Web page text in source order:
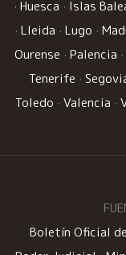
· Huesca · Islas
· Lleida · Lugo ·
Ourense · Palencia ·
Tenerife ·
Toledo · Valencia ·
Boletín Oficial